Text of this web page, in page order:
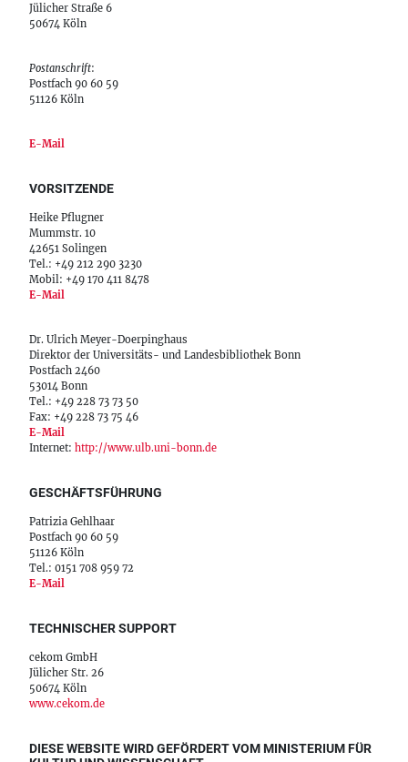
Jülicher Straße 6
50674 Köln
Postanschrift:
Postfach 90 60 59
51126 Köln
E-Mail
VORSITZENDE
Heike Pflugner
Mummstr. 10
42651 Solingen
Tel.: +49 212 290 3230
Mobil: +49 170 411 8478
E-Mail
Dr. Ulrich Meyer-Doerpinghaus
Direktor der Universitäts- und Landesbibliothek Bonn
Postfach 2460
53014 Bonn
Tel.: +49 228 73 73 50
Fax: +49 228 73 75 46
E-Mail
Internet: http://www.ulb.uni-bonn.de
GESCHÄFTSFÜHRUNG
Patrizia Gehlhaar
Postfach 90 60 59
51126 Köln
Tel.: 0151 708 959 72
E-Mail
TECHNISCHER SUPPORT
cekom GmbH
Jülicher Str. 26
50674 Köln
www.cekom.de
DIESE WEBSITE WIRD GEFÖRDERT VOM MINISTERIUM FÜR